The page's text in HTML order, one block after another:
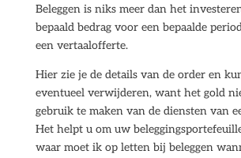
Beleggen is niks meer dan het
bepaald bedrag voor een bepaalde
een vertaalofferte.
Hier zie je de details van de order en
eventueel verwijderen, want het gold
gebruik te maken van de diensten van
Het helpt u om uw
waar moet ik op letten bij beleggen